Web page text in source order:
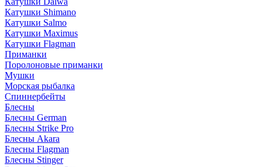
Катушки Shimano
Катушки Salmo
Катушки Maximus
Катушки Flagman
Приманки
Поролоновые приманки
Мушки
Морская рыбалка
Спиннербейты
Блесны
Блесны German
Блесны Strike Pro
Блесны Akara
Блесны Flagman
Блесны Stinger